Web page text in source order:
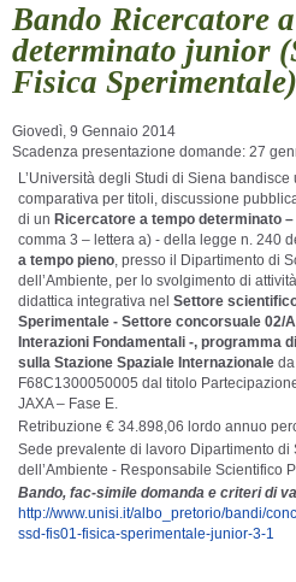
Bando Ricercatore
determinato junior
Fisica Sperimentale)
Giovedì, 9 Gennaio 2014
Scadenza presentazione domande: 27
L’Università degli Studi di Siena
comparativa per titoli, discussione
di un Ricercatore a tempo determinato
comma 3 – lettera a) - della legge n. 240
a tempo pieno, presso il Dipartimento di
dell’Ambiente, per lo svolgimento di
didattica integrativa nel Settore
Sperimentale - Settore concorsuale 02/
Interazioni Fondamentali -, programma
sulla Stazione Spaziale Internazionale
F68C1300050005 dal titolo
JAXA – Fase E.
Retribuzione € 34.898,06 lordo annuo
Sede prevalente di lavoro Dipartimento di
dell’Ambiente - Responsabile Scientifico
Bando, fac-simile domanda e criteri di
http://www.unisi.it/albo_pretorio/bandi/
ssd-fis01-fisica-sperimentale-junior-3-1